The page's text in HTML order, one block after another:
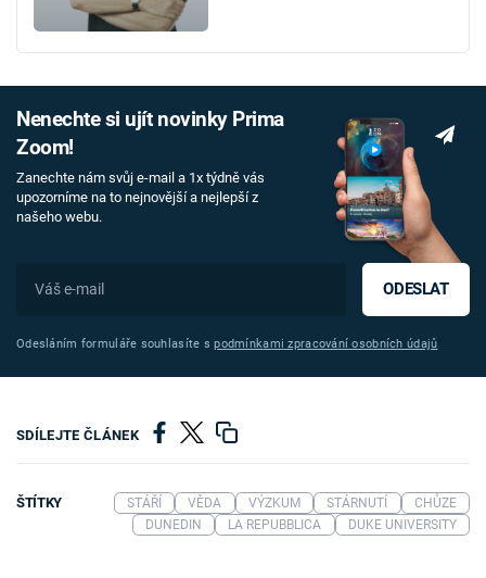
Nenechte si ujít novinky Prima
Zoom!
Zanechte nám svůj e-mail a 1x týdně vás
upozorníme na to nejnovější a nejlepší z
našeho webu.
ODESLAT
Odesláním formuláře souhlasíte spodmínkami zpracování osobních údajů
SDÍLEJTE ČLÁNEK
ŠTÍTKY STÁŘÍ VĚDA VÝZKUM STÁRNUTÍ
CHŮZE
DUNEDIN
LA REPUBBLICA DUKE UNIVERSITY